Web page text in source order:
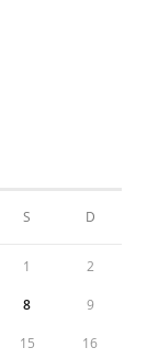
S D
1 2
8 9
15 16